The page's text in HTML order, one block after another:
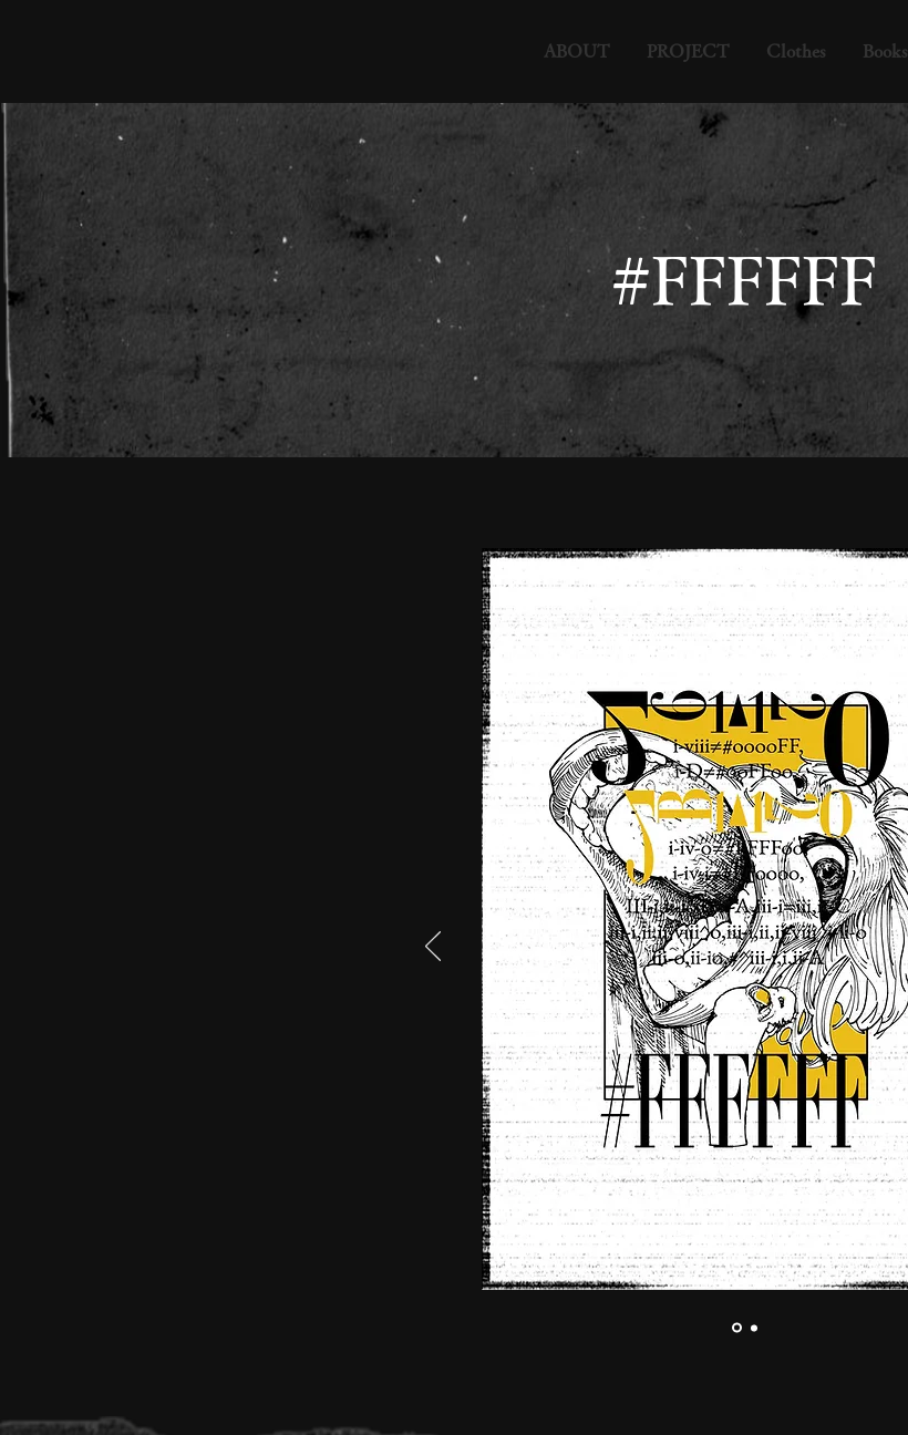
ABOUT PROJECT Clothes Books
#FFFFFF